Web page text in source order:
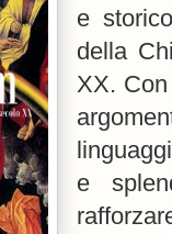
e
della
XX.
e